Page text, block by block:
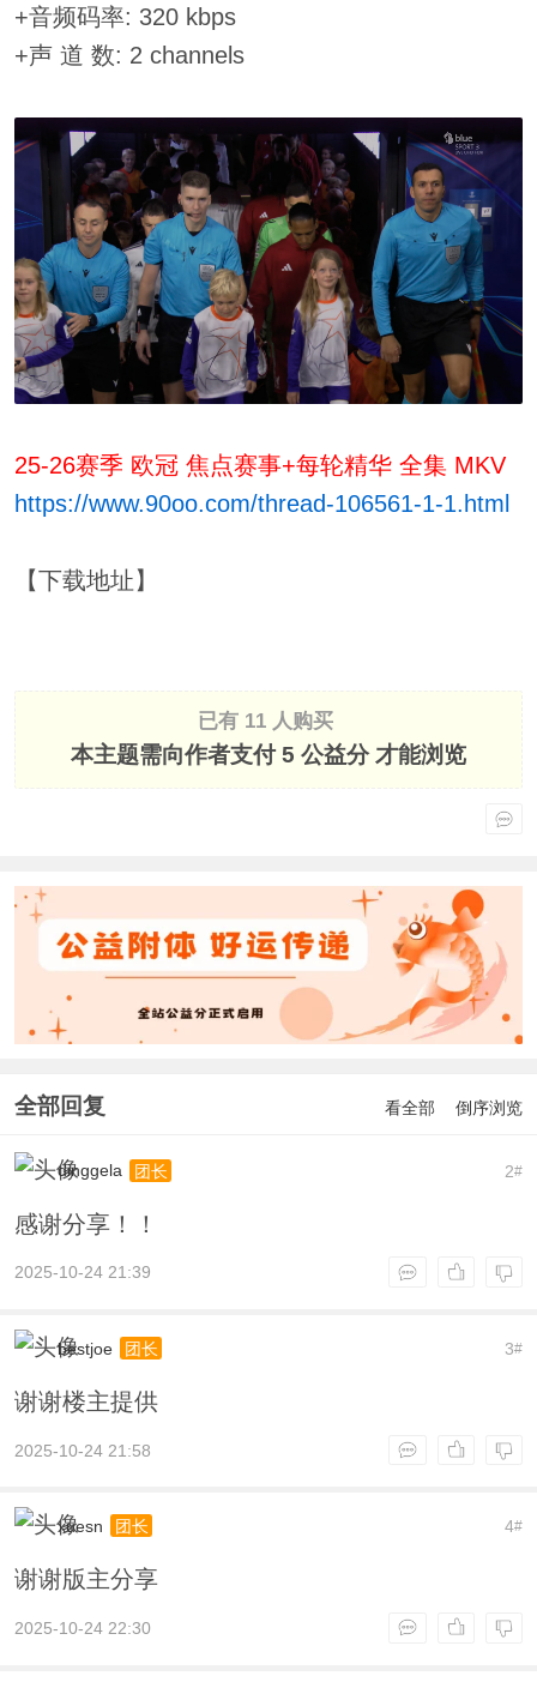
+音频码率: 320 kbps
+声 道 数: 2 channels
25-26赛季 欧冠 焦点赛事+每轮精华 全集 MKV
https://www.90oo.com/thread-106561-1-1.html
【下载地址】
已有 11 人购买
本主题需向作者支付5 公益分才能浏览
全部回复 看全部 倒序浏览
2#
dinggela 团长
感谢分享！！
2025-10-24 21:39
3#
bestjoe 团长
谢谢楼主提供
2025-10-24 21:58
4#
xuesn 团长
谢谢版主分享
2025-10-24 22:30